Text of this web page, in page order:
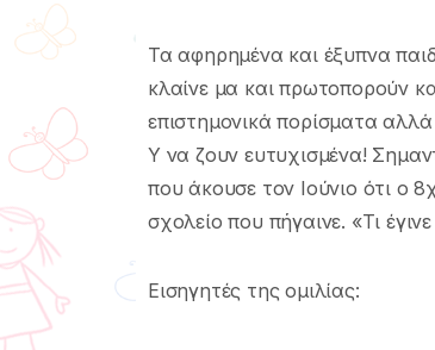
Τα αφηρημένα και έξυπνα
κλαίνε μα και πρωτοπορούν
επιστημονικά πορίσματα
Υ να ζουν ευτυχισμένα!
που άκουσε τον Ιούνιο ότι ο
σχολείο που πήγαινε. «Τι
Εισηγητές της ομιλίας: